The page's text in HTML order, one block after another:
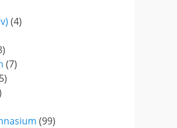
(4)
(7)
(99)